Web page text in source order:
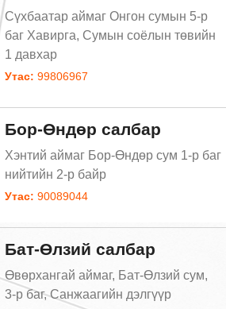
Сүхбаатар аймаг Онгон сумын 5-р
баг Хавирга, Сумын соёлын төвийн
1 давхар
Утас: 99806967
Бор-Өндөр салбар
Хэнтий аймаг Бор-Өндөр сум 1-р баг
нийтийн 2-р байр
Утас: 90089044
Бат-Өлзий салбар
Өвөрхангай аймаг, Бат-Өлзий сум,
3-р баг, Санжаагийн дэлгүүр